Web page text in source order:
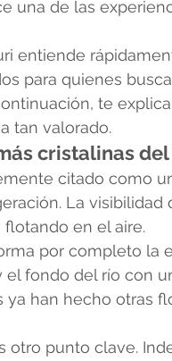
una de las
entiende
para quienes
te
tan valorado.
cristalinas
citado como
La
en el aire.
por completo la
fondo del río con
ya han hecho otras
otro punto clave.